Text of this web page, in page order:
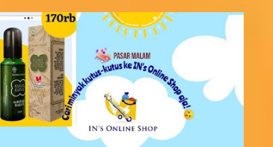
t
s